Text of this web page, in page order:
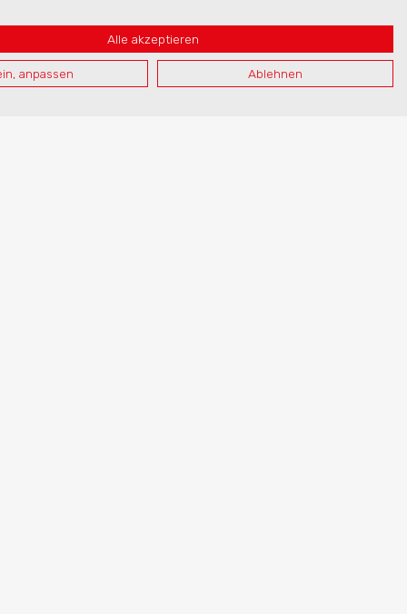
Alle akzeptieren
anpassen Ablehnen